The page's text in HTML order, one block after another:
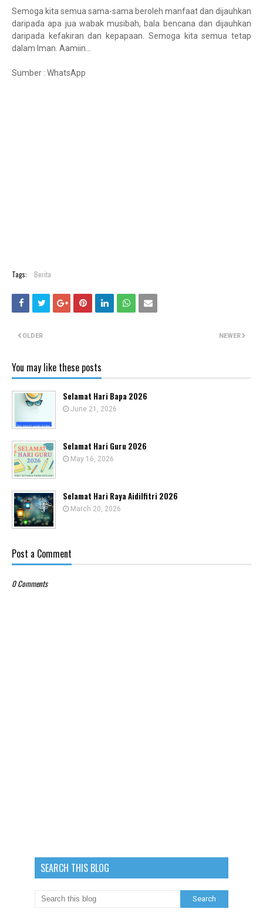
Semoga kita semua sama-sama beroleh manfaat dan dijauhkan
daripada apa jua wabak musibah, bala bencana dan dijauhkan
daripada kefakiran dan kepapaan. Semoga kita semua tetap
dalam Iman. Aamiin...
Sumber : WhatsApp
Tags: Berita
NEWER
OLDER
You may like these posts
Selamat Hari Bapa 2026
June 21, 2026
Selamat Hari Guru 2026
May 16, 2026
Selamat Hari Raya Aidilfitri 2026
March 20, 2026
Post a Comment
0 Comments
SEARCH THIS BLOG